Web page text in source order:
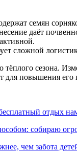
семян
даёт
сложной
тёплого сезона.
для повышения
отдых
собираю
чем забота